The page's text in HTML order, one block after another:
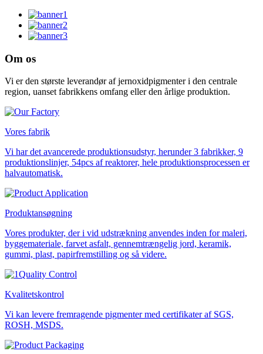
Om os
Vi er den største leverandør af jernoxidpigmenter i den centrale
region, uanset fabrikkens omfang eller den årlige produktion.
Vores fabrik
Vi har det avancerede produktionsudstyr, herunder 3 fabrikker, 9
produktionslinjer, 54pcs af reaktorer, hele produktionsprocessen er
halvautomatisk.
Produktansøgning
Vores produkter, der i vid udstrækning anvendes inden for maleri,
byggemateriale, farvet asfalt, gennemtrængelig jord, keramik,
gummi, plast, papirfremstilling og så videre.
Kvalitetskontrol
Vi kan levere fremragende pigmenter med certifikater af SGS,
ROSH, MSDS.